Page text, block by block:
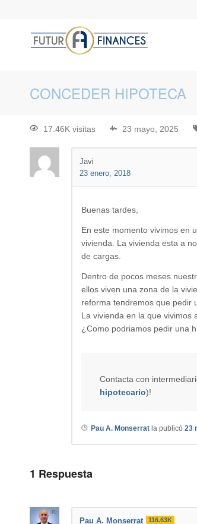
CONCEDER HIPOTECA
17.46K visitas 23 mayo, 2025
Javi
23 enero, 2018
Buenas tardes,
En este momento vivimos en
vivienda. La vivienda esta a
de cargas.
Dentro de pocos meses
ellos viven una zona de la
reforma tendremos que pedir
La vivienda en la que vivimos
¿Como podriamos pedir una
Contacta con
hipotecario)!
Pau A. Monserrat la publicó 23
1 Respuesta
Pau A. Monserrat 116.63K